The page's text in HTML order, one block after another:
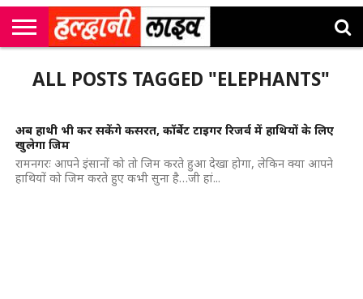
सी
एम
कॉर्नर
उत्तराखंड
न्यूज़
खेल
मनोरंजन
सम्पादकीय
जॉब
अलर्ट्स
ALL POSTS TAGGED "ELEPHANTS"
अब हाथी भी कर सकेंगे कसरत, कॉर्बेट टाइगर रिजर्व में हाथियों के लिए
खुलेगा जिम
रामनगरः आपने इंसानों को तो जिम करते हुआ देखा होगा, लेकिन क्या आपने
हाथियों को जिम करते हुए कभी सुना है…जी हां...